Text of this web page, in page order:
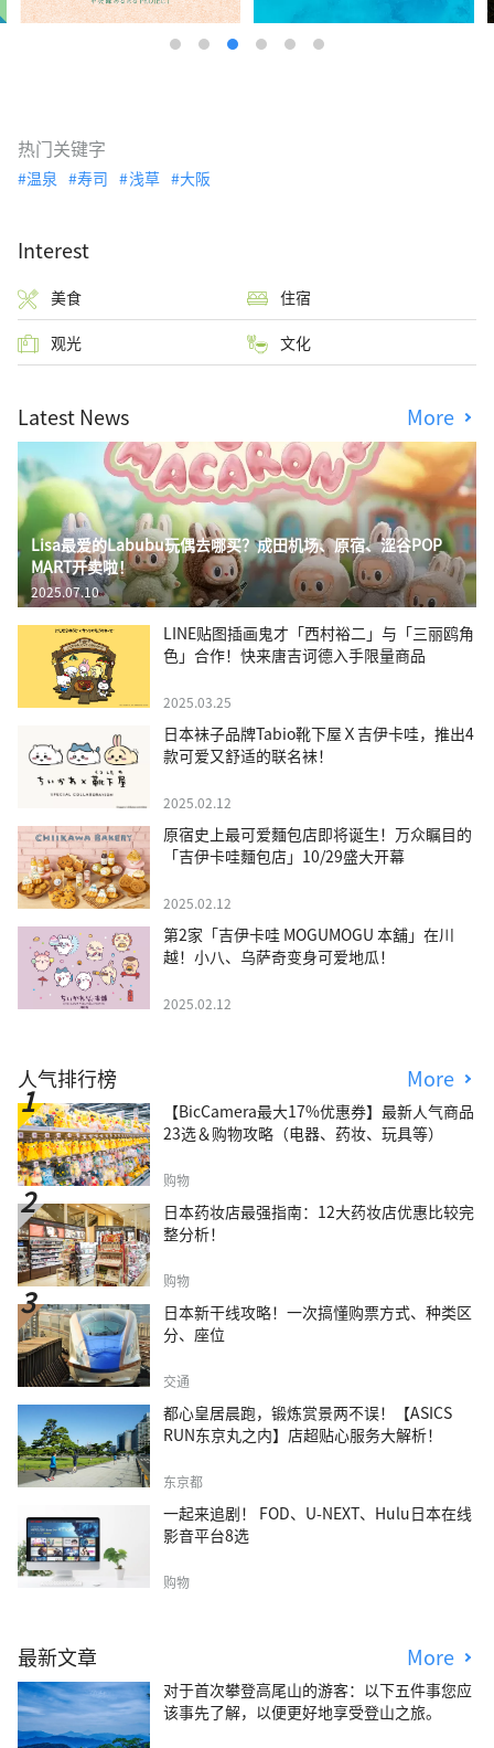
热门关键字
温泉 寿司 浅草 大阪
Interest
美食 住宿
观光 文化
Latest News More
Lisa最爱的Labubu玩偶去哪买？成田机场、原宿、涩谷POP
MART开卖啦！
2025.07.10
LINE贴图插画鬼才「西村裕二」与「三丽鸥角
色」合作！快来唐吉诃德入手限量商品
2025.03.25
日本袜子品牌Tabio靴下屋Ｘ吉伊卡哇，推出4
款可爱又舒适的联名袜！
2025.02.12
原宿史上最可爱麵包店即将诞生！万众瞩目的
「吉伊卡哇麵包店」10/29盛大开幕
2025.02.12
第2家「吉伊卡哇 MOGUMOGU 本舖」在川
越！小八、乌萨奇变身可爱地瓜！
2025.02.12
人气排行榜 More
【BicCamera最大17%优惠券】最新人气商品
23选＆购物攻略（电器、药妆、玩具等）
购物
日本药妆店最强指南：12大药妆店优惠比较完
整分析！
购物
日本新干线攻略！一次搞懂购票方式、种类区
分、座位
交通
都心皇居晨跑，锻炼赏景两不误！【ASICS
RUN东京丸之内】店超贴心服务大解析！
东京都
一起来追剧！ FOD、U-NEXT、Hulu日本在线
影音平台8选
购物
最新文章 More
对于首次攀登高尾山的游客：以下五件事您应
该事先了解，以便更好地享受登山之旅。